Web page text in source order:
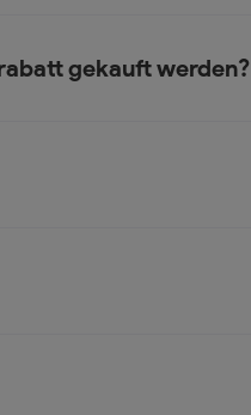
gekauft werden?